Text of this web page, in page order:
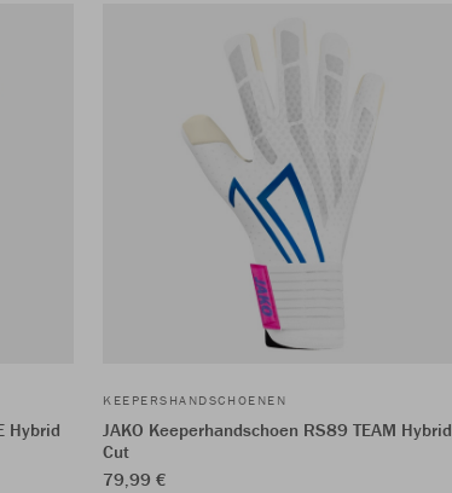
Hybrid
KEEPERSHANDSCHOENEN
JAKO Keeperhandschoen RS89 TEAM Hybrid
Cut
79,99 €